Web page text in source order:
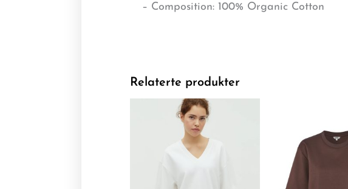
– Composition: 100% Organic Cotton
Relaterte produkter